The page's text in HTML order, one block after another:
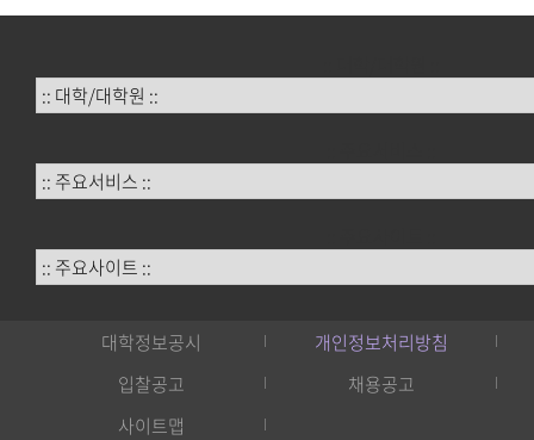
대학정보공시
개인정보처리방침
입찰공고
채용공고
사이트맵